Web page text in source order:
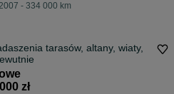
- 334 000 km
tarasów, altany, wiaty,
zł